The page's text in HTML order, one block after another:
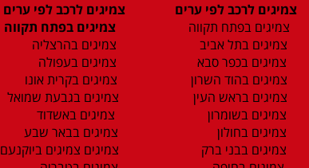
צמיגים לרכב לפי ערים
צמיגים בפתח תקווה
צמיגים בתל אביב
צמיגים בכפר סבא
צמיגים בהוד השרון
צמיגים בראש העין
צמיגים בשומרון
צמיגים בחולון
צמיגים בבני ברק
צמיגים לרכב לפי ערים
צמיגים בפתח תקווה
צמיגים בהרצליה
צמיגים בעפולה
צמיגים בקרית אונו
צמיגים בגבעת שמואל
צמיגים באשדוד
צמיגים בבאר שבע
צמיגים צמיגים ביוקנעם